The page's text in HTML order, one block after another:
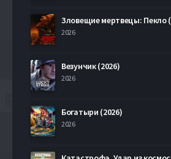
Зловещие мертвецы: Пекло
2026
Везунчик (2026)
2026
Богатыри (2026)
2026